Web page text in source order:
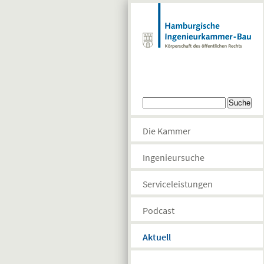
Suchformular
Die Kammer
Ingenieursuche
Serviceleistungen
Podcast
Aktuell